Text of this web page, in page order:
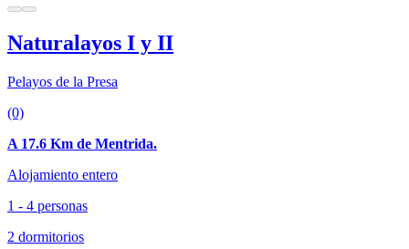
Naturalayos I y II
Pelayos de la Presa
(0)
A 17.6 Km de Mentrida.
Alojamiento entero
1 - 4 personas
2 dormitorios